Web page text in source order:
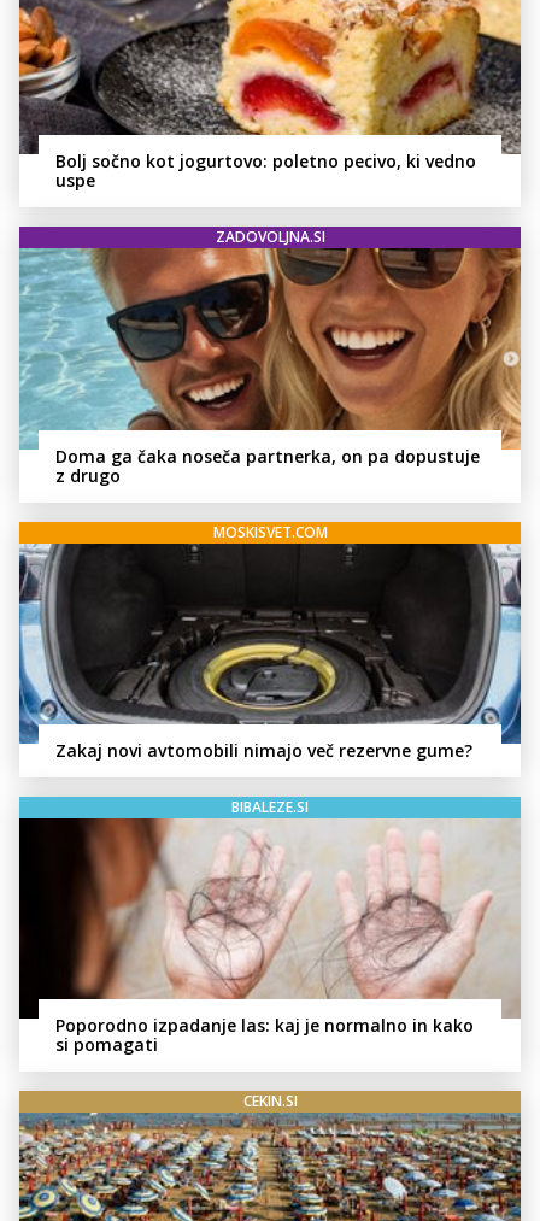
Bolj sočno kot jogurtovo: poletno pecivo, ki vedno
uspe
ZADOVOLJNA.SI
Doma ga čaka noseča partnerka, on pa dopustuje
z drugo
MOSKISVET.COM
Zakaj novi avtomobili nimajo več rezervne gume?
BIBALEZE.SI
Poporodno izpadanje las: kaj je normalno in kako
si pomagati
CEKIN.SI